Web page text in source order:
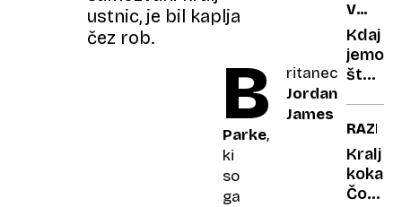
ustnic, je bil kaplja
čez rob.
B
ritanec
Jordan
James
Parke,
ki
so
ga
od
ni
VPLIV
NA
Kdaj
jemo,
šteje
kaj
jemo:
študija
Kralj